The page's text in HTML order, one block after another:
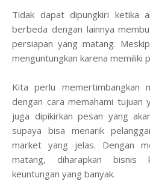
Tidak dapat dipungkiri ketika
berbeda dengan lainnya
persiapan yang matang.
menguntungkan karena memiliki
Kita perlu memertimbangkan
dengan cara memahami tujuan
juga dipikirkan pesan yang
supaya bisa menarik
market yang jelas. Dengan
matang, diharapkan bisnis
keuntungan yang banyak.